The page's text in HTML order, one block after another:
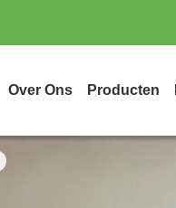
Over Ons Producten